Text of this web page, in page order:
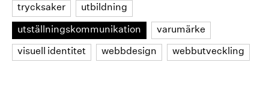
trycksaker
utbildning
utställningskommunikation
varumärke
visuell identitet
webbdesign webbutveckling